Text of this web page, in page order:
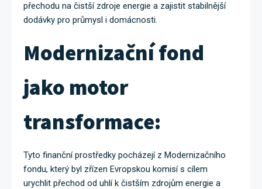
přechodu na čistší zdroje energie a zajistit stabilnější
dodávky pro průmysl i domácnosti.
Modernizační fond
jako motor
transformace:
Tyto finanční prostředky pocházejí z Modernizačního
fondu, který byl zřízen Evropskou komisí s cílem
urychlit přechod od uhlí k čistším zdrojům energie a